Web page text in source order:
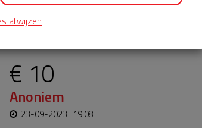
Laatste donaties
€ 10
Anoniem
23-09-2023 | 19:08
afwijzen